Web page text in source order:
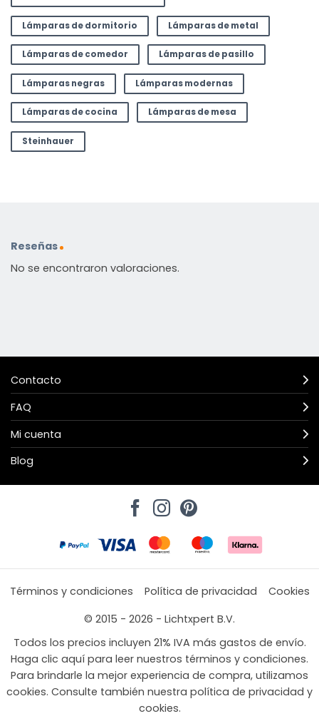
Lámparas de dormitorio Lámparas de metal
Lámparas de comedor Lámparas de pasillo
Lámparas negras Lámparas modernas
Lámparas de cocina Lámparas de mesa
Steinhauer
Reseñas
No se encontraron valoraciones.
Contacto
FAQ
Mi cuenta
Blog
Términos y condiciones Política de privacidad
Cookies
© 2015 - 2026 - Lichtxpert B.V.
Todos los precios incluyen 21% IVA más gastos de envío.
Haga clic aquí para leer nuestros términos y condiciones.
Para brindarle la mejor experiencia de compra, utilizamos
cookies. Consulte también nuestra política de privacidad y
cookies.